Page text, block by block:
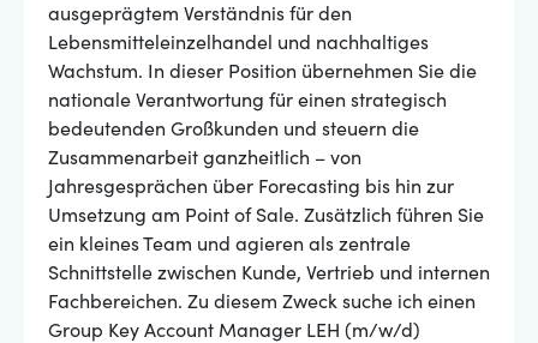
ausgeprägtem Verständnis für den
Lebensmitteleinzelhandel und nachhaltiges
Wachstum. In dieser Position übernehmen Sie die
nationale Verantwortung für einen strategisch
bedeutenden Großkunden und steuern die
Zusammenarbeit ganzheitlich – von
Jahresgesprächen über Forecasting bis hin zur
Umsetzung am Point of Sale. Zusätzlich führen Sie
ein kleines Team und agieren als zentrale
Schnittstelle zwischen Kunde, Vertrieb und internen
Fachbereichen. Zu diesem Zweck suche ich einen
Group Key Account Manager LEH (m/w/d)